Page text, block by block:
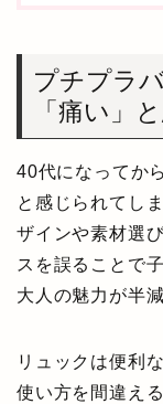
プチプラ
「痛い」
40代になってか
と感じられてし
ザインや素材選
スを誤ることで
大人の魅力が半
リュックは便利
使い方を間違え